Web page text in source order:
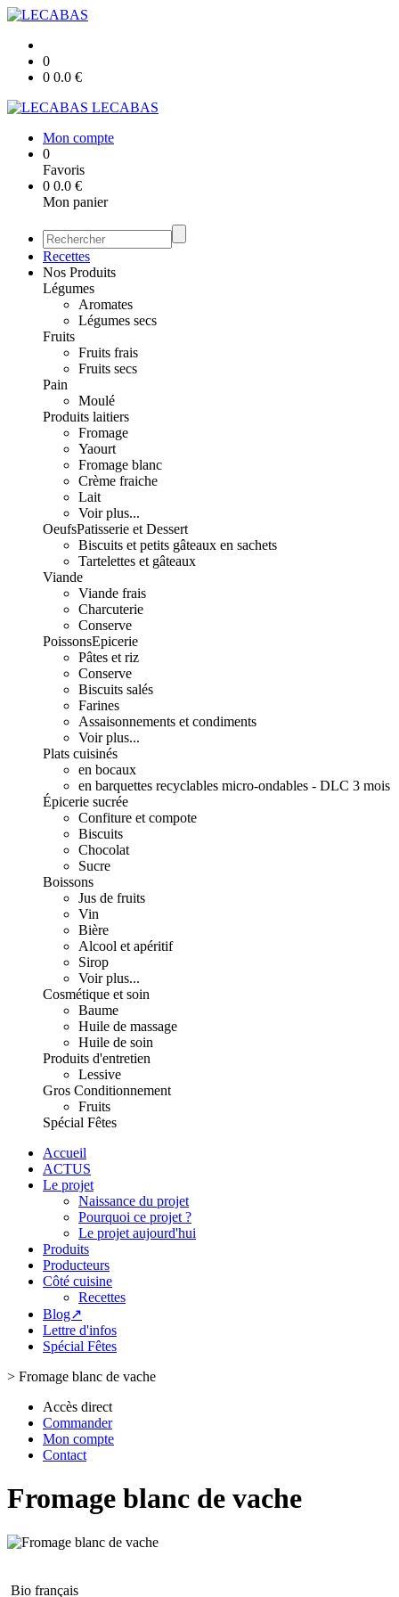
0
0 0.0 €
LECABAS
Mon compte
0
Favoris
0 0.0 €
Mon panier
Recettes
Nos Produits
Légumes
Aromates
Légumes secs
Fruits
Fruits frais
Fruits secs
Pain
Moulé
Produits laitiers
Fromage
Yaourt
Fromage blanc
Crème fraiche
Lait
Voir plus...
OeufsPatisserie et Dessert
Biscuits et petits gâteaux en sachets
Tartelettes et gâteaux
Viande
Viande frais
Charcuterie
Conserve
PoissonsEpicerie
Pâtes et riz
Conserve
Biscuits salés
Farines
Assaisonnements et condiments
Voir plus...
Plats cuisinés
en bocaux
en barquettes recyclables micro-ondables - DLC 3 mois
Épicerie sucrée
Confiture et compote
Biscuits
Chocolat
Sucre
Boissons
Jus de fruits
Vin
Bière
Alcool et apéritif
Sirop
Voir plus...
Cosmétique et soin
Baume
Huile de massage
Huile de soin
Produits d'entretien
Lessive
Gros Conditionnement
Fruits
Spécial Fêtes
Accueil
ACTUS
Le projet
Naissance du projet
Pourquoi ce projet ?
Le projet aujourd'hui
Produits
Producteurs
Côté cuisine
Recettes
Blog↗
Lettre d'infos
Spécial Fêtes
> Fromage blanc de vache
Accès direct
Commander
Mon compte
Contact
Fromage blanc de vache
Bio français